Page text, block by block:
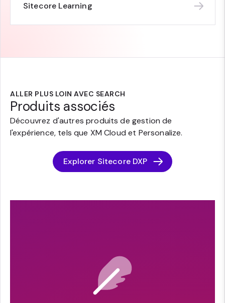
Sitecore Learning
ALLER PLUS LOIN AVEC SEARCH
Produits associés
Découvrez d'autres produits de gestion de
l'expérience, tels que XM Cloud et Personalize.
Explorer Sitecore DXP